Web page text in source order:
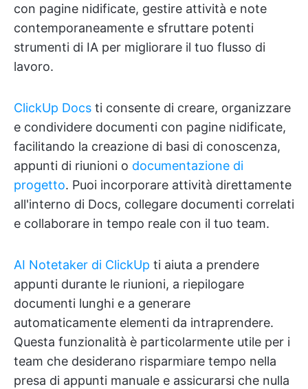
con pagine nidificate, gestire attività e note
contemporaneamente e sfruttare potenti
strumenti di IA per migliorare il tuo flusso di
lavoro.
ClickUp Docs ti consente di creare, organizzare
e condividere documenti con pagine nidificate,
facilitando la creazione di basi di conoscenza,
appunti di riunioni o documentazione di
progetto. Puoi incorporare attività direttamente
all'interno di Docs, collegare documenti correlati
e collaborare in tempo reale con il tuo team.
AI Notetaker di ClickUp ti aiuta a prendere
appunti durante le riunioni, a riepilogare
documenti lunghi e a generare
automaticamente elementi da intraprendere.
Questa funzionalità è particolarmente utile per i
team che desiderano risparmiare tempo nella
presa di appunti manuale e assicurarsi che nulla